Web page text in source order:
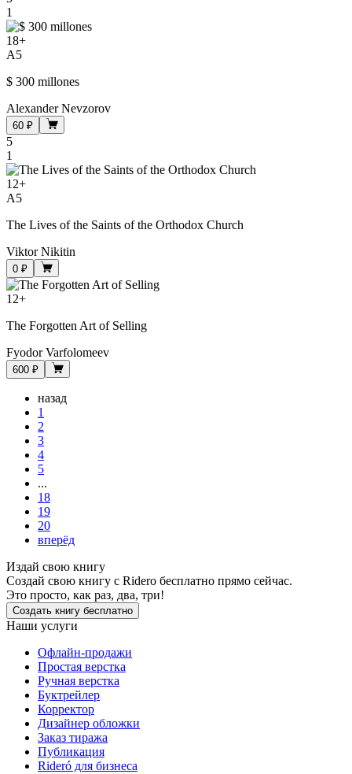
1
18+
A5
$ 300 millones
Alexander Nevzorov
60 ₽
5
1
12+
A5
The Lives of the Saints of the Orthodox Church
Viktor Nikitin
0 ₽
12+
The Forgotten Art of Selling
Fyodor Varfolomeev
600 ₽
назад
1
2
3
4
5
...
18
19
20
вперёд
Издай свою книгу
Создай свою книгу с Ridero бесплатно прямо сейчас.
Это просто, как раз, два, три!
Создать книгу бесплатно
Наши услуги
Офлайн-продажи
Простая верстка
Ручная верстка
Буктрейлер
Корректор
Дизайнер обложки
Заказ тиража
Публикация
Rideró для бизнеса